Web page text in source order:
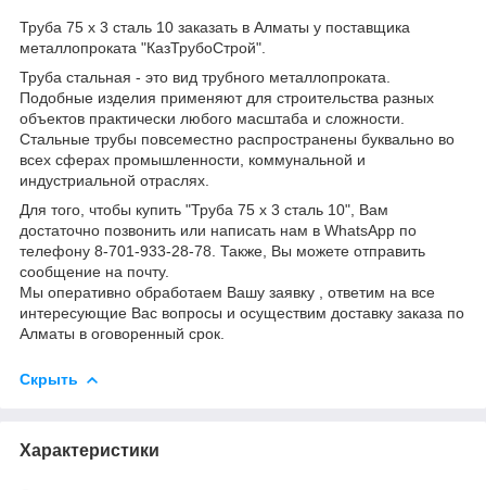
Труба 75 х 3 сталь 10 заказать в Алматы у поставщика
металлопроката "КазТрубоСтрой".
Труба стальная - это вид трубного металлопроката.
Подобные изделия применяют для строительства разных
объектов практически любого масштаба и сложности.
Стальные трубы повсеместно распространены буквально во
всех сферах промышленности, коммунальной и
индустриальной отраслях.
Для того, чтобы купить "Труба 75 х 3 сталь 10", Вам
достаточно позвонить или написать нам в WhatsApp по
телефону 8-701-933-28-78. Также, Вы можете отправить
сообщение на почту.
Мы оперативно обработаем Вашу заявку , ответим на все
интересующие Вас вопросы и осуществим доставку заказа по
Алматы в оговоренный срок.
Скрыть
Характеристики